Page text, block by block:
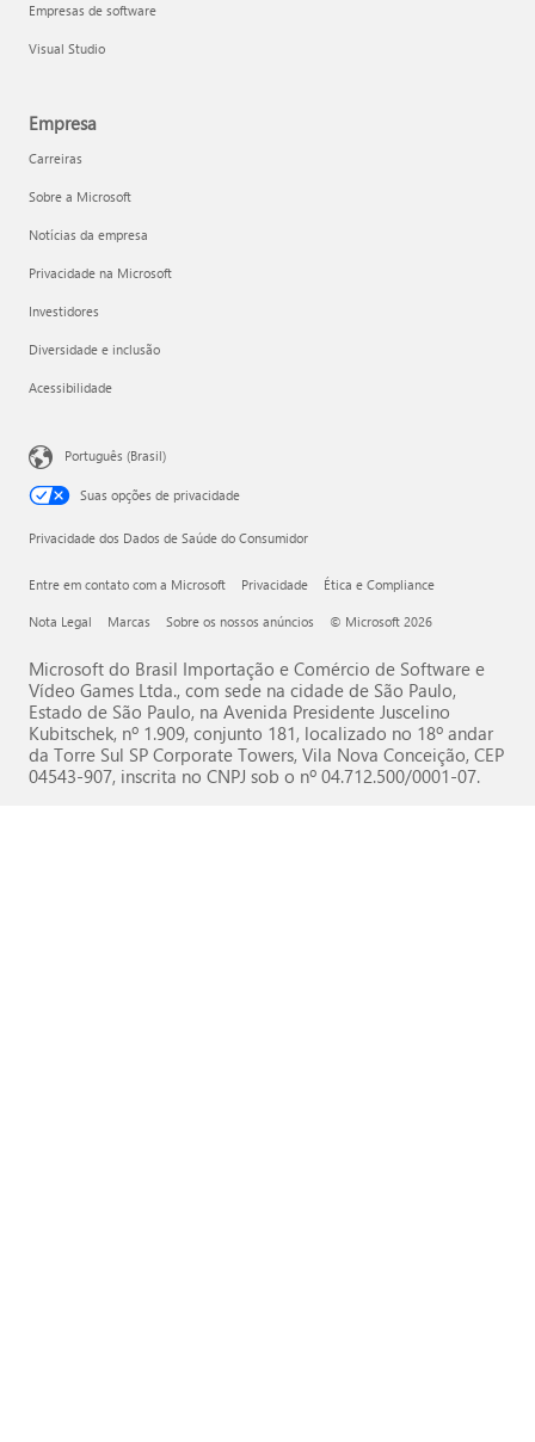
Empresas de software
Visual Studio
Empresa
Carreiras
Sobre a Microsoft
Notícias da empresa
Privacidade na Microsoft
Investidores
Diversidade e inclusão
Acessibilidade
Português (Brasil)
Suas opções de privacidade
Privacidade dos Dados de Saúde do Consumidor
Entre em contato com a Microsoft Privacidade Ética e Compliance
Nota Legal Marcas Sobre os nossos anúncios © Microsoft 2026
Microsoft do Brasil Importação e Comércio de Software e
Vídeo Games Ltda., com sede na cidade de São Paulo,
Estado de São Paulo, na Avenida Presidente Juscelino
Kubitschek, nº 1.909, conjunto 181, localizado no 18º andar
da Torre Sul SP Corporate Towers, Vila Nova Conceição, CEP
04543-907, inscrita no CNPJ sob o nº 04.712.500/0001-07.